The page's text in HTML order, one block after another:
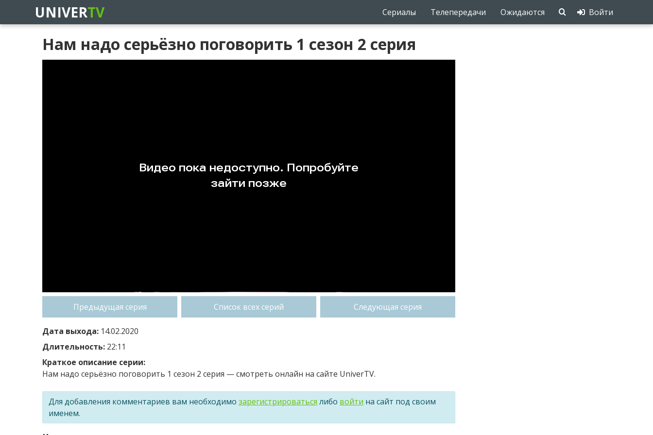
UNIVERTV Сериалы Телепередачи Ожидаются Войти
Нам надо серьёзно поговорить 1 сезон 2 серия
Предыдущая серия Список всех серий Следующая серия
Дата выхода: 14.02.2020
Длительность: 22:11
Краткое описание серии:
Нам надо серьёзно поговорить 1 сезон 2 серия — смотреть онлайн на сайте UniverTV.
Для добавления комментариев вам необходимо зарегистрироваться либо войти на сайт под своим
именем.